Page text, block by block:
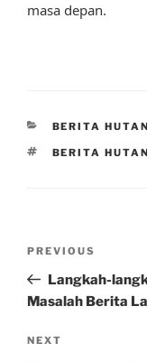
masa depan.
CATEGORIES
BERITA HUTAN
TAGS
BERITA HUTAN
Previous
Post
PREVIOUS
Langkah-
Masalah Berita
Next
NEXT